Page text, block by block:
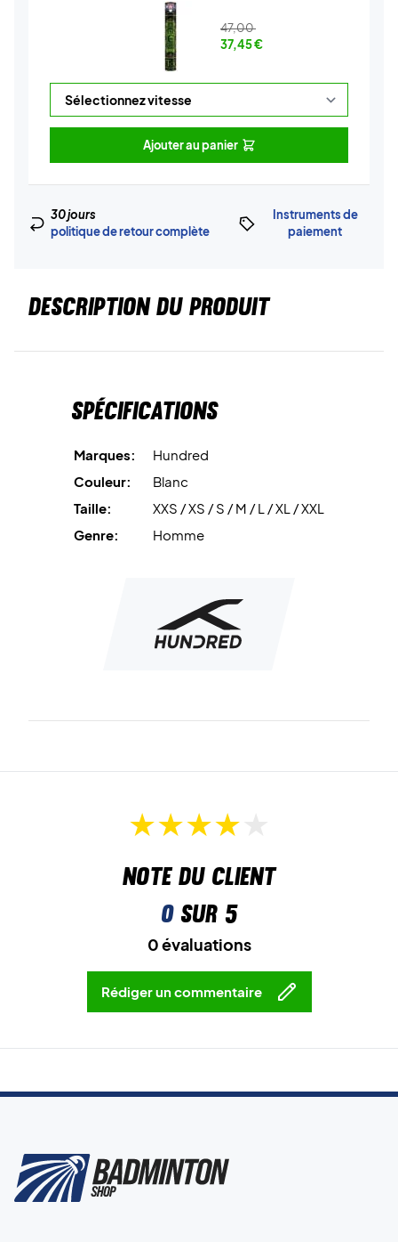
47,00
37,45€
Ajouter au panier
30 jours
politique de retour complète
Instruments de
paiement
DESCRIPTION DU PRODUIT
Spécifications
Marques:
Hundred
Couleur:
Blanc
Taille:
XXS / XS / S / M / L / XL / XXL
Genre:
Homme
Note du client
0sur 5
0 évaluations
Rédiger un commentaire